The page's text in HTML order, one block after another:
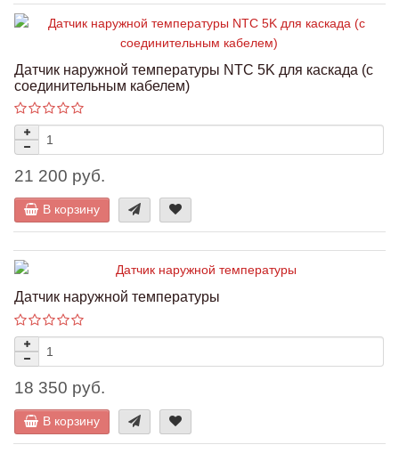
Датчик наружной температуры NTC 5K для каскада (с
соединительным кабелем)
21 200 руб.
В корзину
Датчик наружной температуры
18 350 руб.
В корзину